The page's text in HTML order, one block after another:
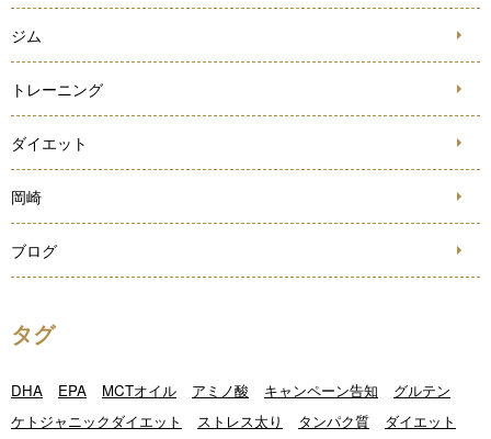
ジム
トレーニング
ダイエット
岡崎
ブログ
タグ
DHA EPA MCTオイル アミノ酸 キャンペーン告知
グルテン
ケトジャニックダイエット
ストレス太り タンパク質
ダイエット